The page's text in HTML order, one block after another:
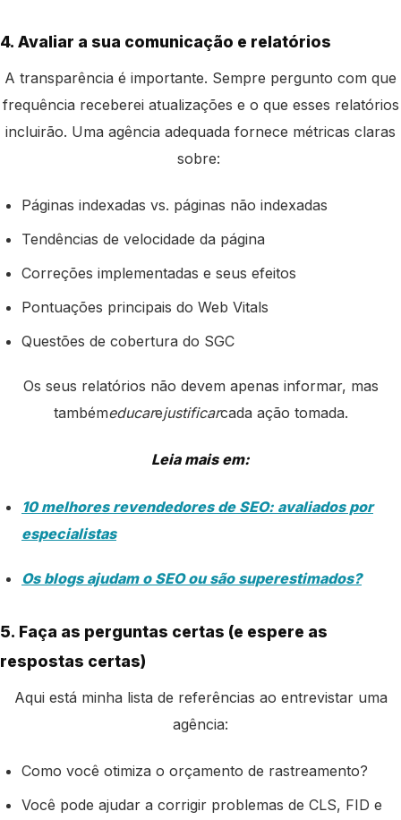
4. Avaliar a sua comunicação e relatórios
A transparência é importante. Sempre pergunto com que
frequência receberei atualizações e o que esses relatórios
incluirão. Uma agência adequada fornece métricas claras
sobre: ​​
Páginas indexadas vs. páginas não indexadas
Tendências de velocidade da página
Correções implementadas e seus efeitos
Pontuações principais do Web Vitals
Questões de cobertura do SGC
Os seus relatórios não devem apenas informar, mas
tambémeducarejustificarcada ação tomada.
Leia mais em:
10 melhores revendedores de SEO: avaliados por
especialistas
Os blogs ajudam o SEO ou são superestimados?
5. Faça as perguntas certas (e espere as
respostas certas)
Aqui está minha lista de referências ao entrevistar uma
agência:
Como você otimiza o orçamento de rastreamento?
Você pode ajudar a corrigir problemas de CLS, FID e